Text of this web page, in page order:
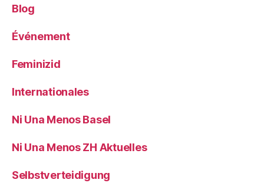
Blog
Événement
Feminizid
Internationales
Ni Una Menos Basel
Ni Una Menos ZH Aktuelles
Selbstverteidigung